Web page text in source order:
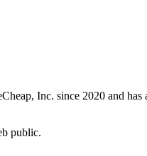
Inc. since 2020 and
public.